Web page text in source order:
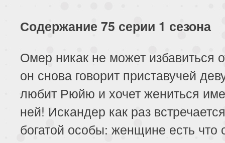
Содержание 75 серии 1 сезона
Омер никак не может избавиться
он снова говорит приставучей
любит Рюйю и хочет жениться
ней! Искандер как раз
богатой особы: женщине есть что